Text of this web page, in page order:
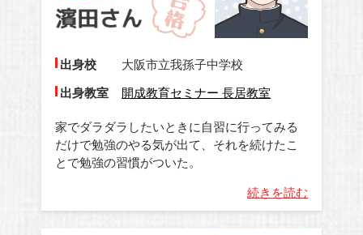
出身校 大阪市立我孫子中学校
出身教室 開成教育セミナー 長居教室
家でダラダラしたいときに自習に行ってみる
だけで勉強のやる気が出て、それを続けたこ
とで勉強の習慣がついた。
続きを読む